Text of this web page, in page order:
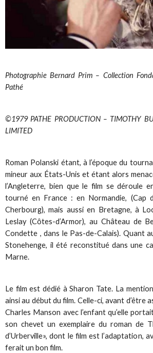
Photographie Bernard Prim – Collection
Pathé
©1979 PATHE PRODUCTION – TIMOTHY
LIMITED
Roman Polanski étant, à l’époque du
mineur aux États-Unis et étant alors
l’Angleterre, bien que le film se déroule
tourné en France : en Normandie, (Cap
Cherbourg), mais aussi en Bretagne, à
Leslay (Côtes-d’Armor), au Château de
Condette , dans le Pas-de-Calais). Quant
Stonehenge, il été reconstitué dans une
Marne.
Le film est dédié à Sharon Tate. La
ainsi au début du film. Celle-ci, avant d’être
Charles Manson avec l’enfant qu’elle
son chevet un exemplaire du roman de
d’Urberville», dont le film est l’adaptation,
ferait un bon film.